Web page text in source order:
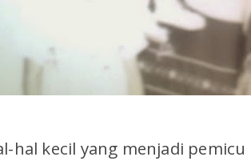
hal kecil yang menjadi